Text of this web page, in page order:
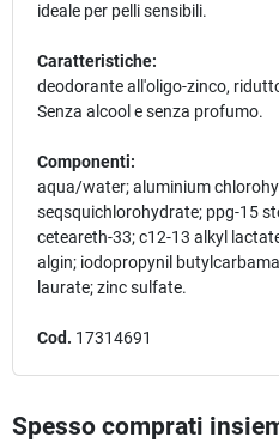
ideale per pelli sensibili.
Caratteristiche:
deodorante all'oligo-zinco,
Senza alcool e senza profumo.
Componenti:
aqua/water; aluminium
seqsquichlorohydrate; ppg-15
ceteareth-33; c12-13 alkyl
algin; iodopropynil
laurate; zinc sulfate.
Cod. 17314691
Spesso comprati